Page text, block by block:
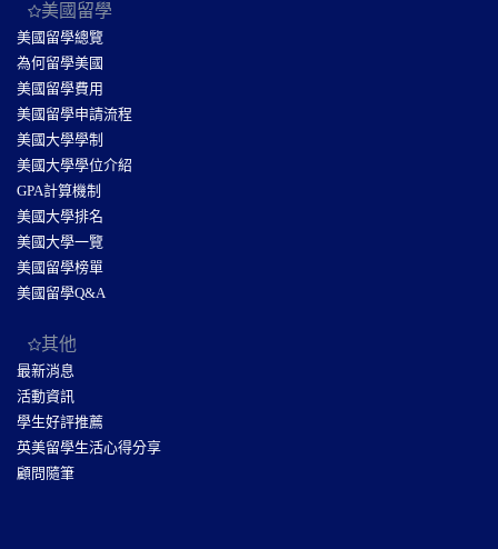
美國留學
美國留學總覽
為何留學美國
美國留學費用
美國留學申請流程
美國大學學制
美國大學學位介紹
GPA計算機制
美國大學排名
美國大學一覽
美國留學榜單
美國留學Q&A
其他
最新消息
活動資訊
學生好評推薦
英美留學生活心得分享
顧問隨筆